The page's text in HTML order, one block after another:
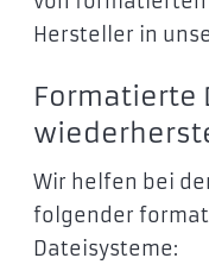
Hersteller in
Formatierte
Wir helfen bei
folgender
Dateisysteme: